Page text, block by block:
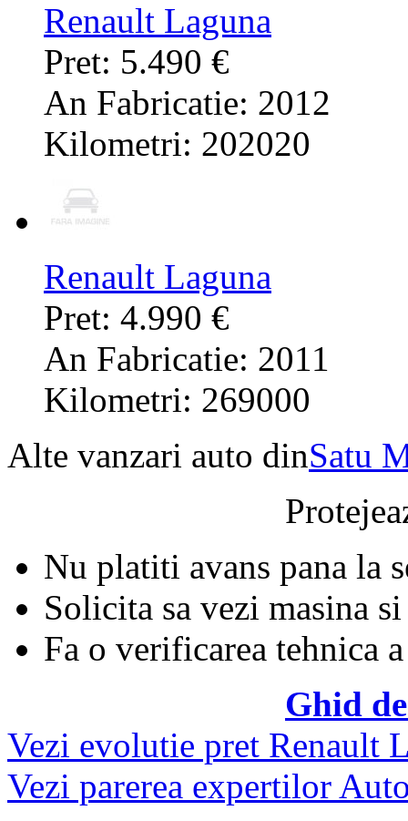
Renault Laguna
Pret: 5.490 €
An Fabricatie: 2012
Kilometri: 202020
Renault Laguna
Pret: 4.990 €
An Fabricatie: 2011
Kilometri: 269000
Alte vanzari auto dinSatu
Nu platiti avans pana la
Solicita sa vezi masina si
Fa o verificarea tehnica
Ghid
Vezi evolutie pret Renault
Vezi parerea expertilor